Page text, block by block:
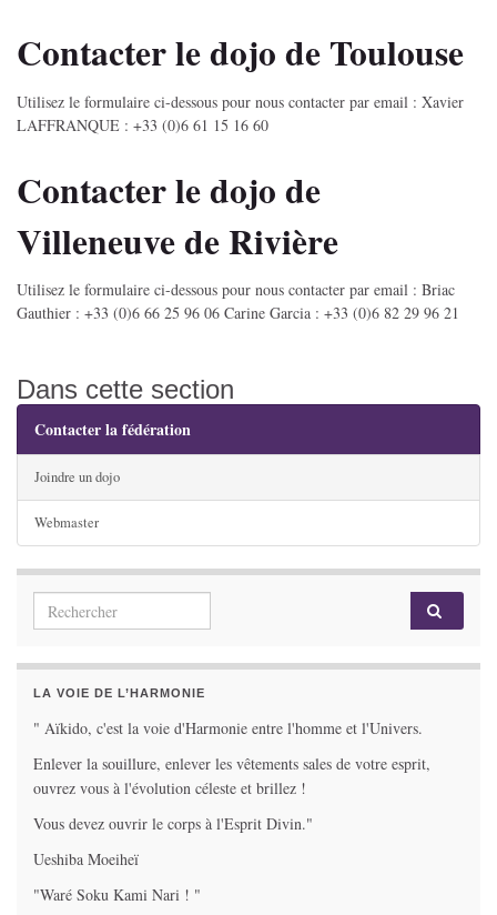
Contacter le dojo de Toulouse
Utilisez le formulaire ci-dessous pour nous contacter par email : Xavier
LAFFRANQUE : +33 (0)6 61 15 16 60
Contacter le dojo de
Villeneuve de Rivière
Utilisez le formulaire ci-dessous pour nous contacter par email : Briac
Gauthier : +33 (0)6 66 25 96 06 Carine Garcia : +33 (0)6 82 29 96 21
Dans cette section
Contacter la fédération
Joindre un dojo
Webmaster
Search for:
LA VOIE DE L’HARMONIE
" Aïkido, c'est la voie d'Harmonie entre l'homme et l'Univers.
Enlever la souillure, enlever les vêtements sales de votre esprit,
ouvrez vous à l'évolution céleste et brillez !
Vous devez ouvrir le corps à l'Esprit Divin."
Ueshiba Moeiheï
"Waré Soku Kami Nari ! "